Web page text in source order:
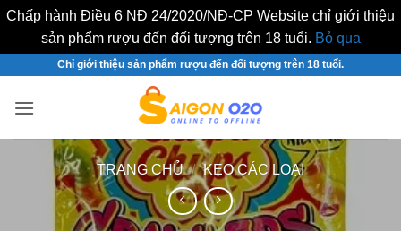
Chấp hành Điều 6 NĐ 24/2020/NĐ-CP Website chỉ giới thiệu
sản phẩm rượu đến đối tượng trên 18 tuổi. Bỏ qua
nội
Chỉ giới thiệu sản phẩm rượu đến đối tượng trên 18 tuổi.
TRANG CHỦ / KẸO CÁC LOẠI